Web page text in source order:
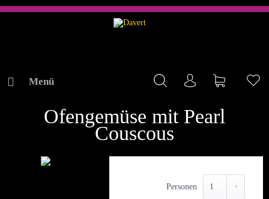
Menü Mein KontoWarenkorb
REZEPTEOfengemüse mit Pearl
Couscous
Personen